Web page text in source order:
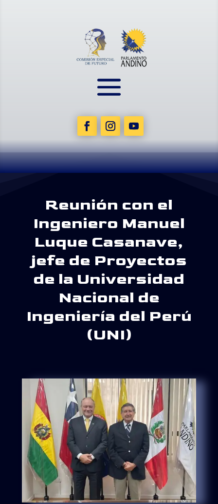
Reunión con el
Ingeniero Manuel
Luque Casanave,
jefe de Proyectos
de la Universidad
Nacional de
Ingeniería del Perú
(UNI)